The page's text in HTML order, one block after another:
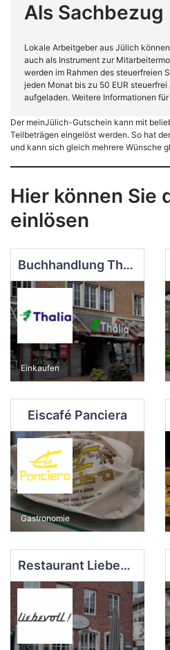
Als Sachbezug
Lokale Arbeitgeber aus Jülich
auch als Instrument zur
werden im Rahmen des steuerfreien
jeden Monat bis zu 50 EUR
aufgeladen. Weitere Informationen
Der meinJülich-Gutschein kann mit
Teilbeträgen eingelöst werden. So hat
und kann sich gleich mehrere Wünsche
Hier können Sie
einlösen
Buchhandlung Thalia
Einkaufen
Eiscafé Panciera
Gastronomie
Restaurant Liebevoll